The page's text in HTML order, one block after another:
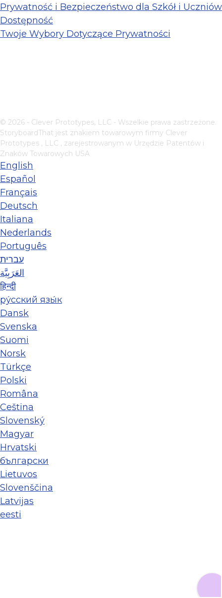
Prywatność i Bezpieczeństwo dla Szkół i Uczniów
Dostępność
Twoje Wybory Dotyczące Prywatności
© 2026 - Clever Prototypes, LLC - Wszelkie prawa zastrzeżone.
StoryboardThat jest znakiem towarowym firmy Clever
Prototypes , LLC , zarejestrowanym w Urzędzie Patentów i
Znaków Towarowych USA
English
Español
Français
Deutsch
Italiana
Nederlands
Português
עברית
العَرَبِيَّة
हिन्दी
ру́сский язы́к
Dansk
Svenska
Suomi
Norsk
Türkçe
Polski
Româna
Ceština
Slovenský
Magyar
Hrvatski
български
Lietuvos
Slovenščina
Latvijas
eesti